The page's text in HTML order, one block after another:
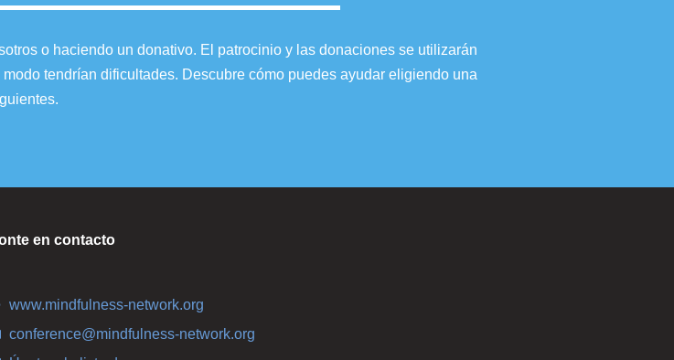
o haciendo un donativo. El patrocinio y las donaciones se utilizarán
tendrían dificultades. Descubre cómo puedes ayudar eligiendo una
en contacto
www.mindfulness-network.org
conference@mindfulness-network.org